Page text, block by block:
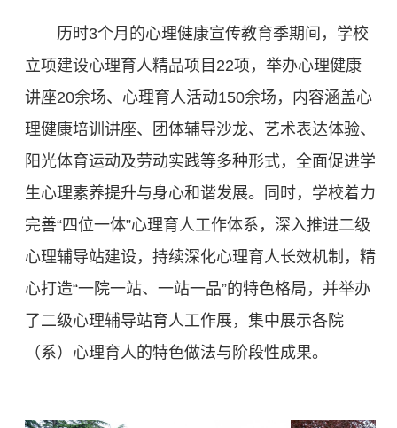
历时3个月的心理健康宣传教育季期间，学校
立项建设心理育人精品项目22项，举办心理健康
讲座20余场、心理育人活动150余场，内容涵盖心
理健康培训讲座、团体辅导沙龙、艺术表达体验、
阳光体育运动及劳动实践等多种形式，全面促进学
生心理素养提升与身心和谐发展。同时，学校着力
完善“四位一体”心理育人工作体系，深入推进二级
心理辅导站建设，持续深化心理育人长效机制，精
心打造“一院一站、一站一品”的特色格局，并举办
了二级心理辅导站育人工作展，集中展示各院
（系）心理育人的特色做法与阶段性成果。